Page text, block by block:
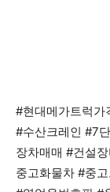
#현대메가트럭가
#수산크레인 #7
장차매매 #건설
중고화물차 #중